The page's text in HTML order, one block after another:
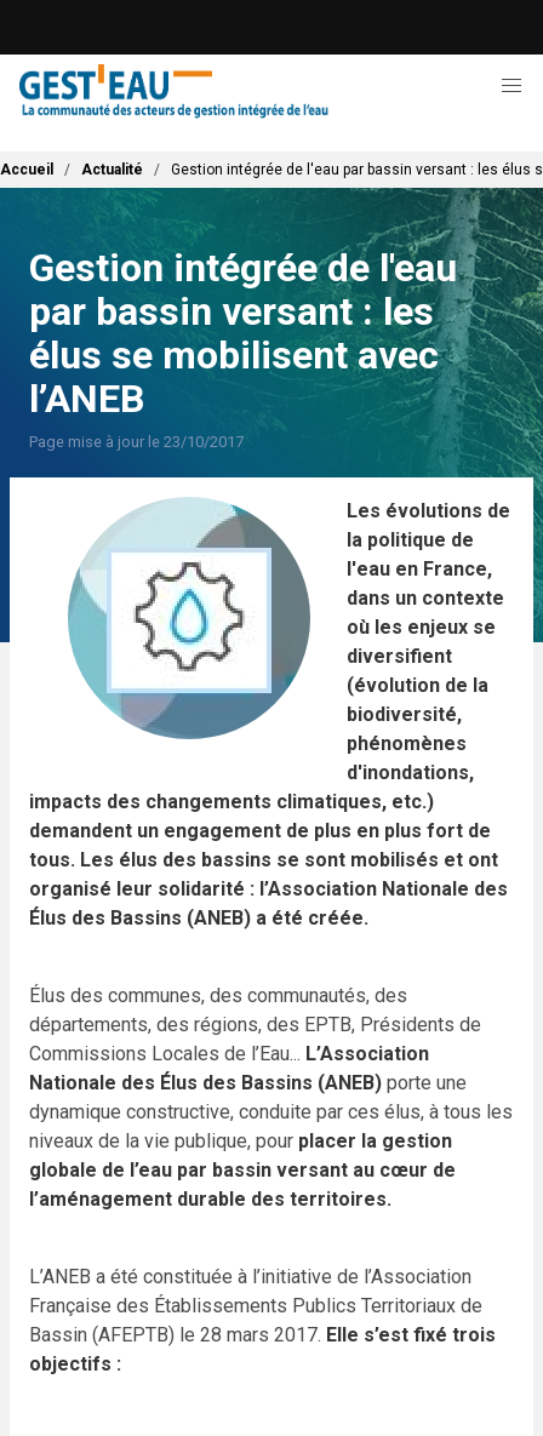
contenu
principal
Fil d'Ariane
Accueil Actualité Gestion intégrée de l'eau par bassin versant : les élus
Gestion intégrée de l'eau
par bassin versant : les
élus se mobilisent avec
l’ANEB
Page mise à jour le 23/10/2017
Les évolutions de
la politique de
l'eau en France,
dans un contexte
où les enjeux se
diversifient
(évolution de la
biodiversité,
phénomènes
d'inondations,
impacts des changements climatiques, etc.)
demandent un engagement de plus en plus fort de
tous. Les élus des bassins se sont mobilisés et ont
organisé leur solidarité : l’Association Nationale des
Élus des Bassins (ANEB) a été créée.
Élus des communes, des communautés, des
départements, des régions, des EPTB, Présidents de
Commissions Locales de l’Eau... L’Association
Nationale des Élus des Bassins (ANEB) porte une
dynamique constructive, conduite par ces élus, à tous les
niveaux de la vie publique, pour placer la gestion
globale de l’eau par bassin versant au cœur de
l’aménagement durable des territoires.
L’ANEB a été constituée à l’initiative de l’Association
Française des Établissements Publics Territoriaux de
Bassin (AFEPTB) le 28 mars 2017. Elle s’est fixé trois
objectifs :